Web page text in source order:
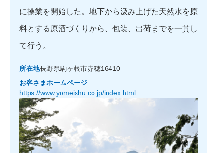
に操業を開始した。地下から汲み上げた天然水を原
料とする原酒づくりから、包装、出荷までを一貫し
て行う。
所在地長野県駒ヶ根市赤穂16410
お客さまホームページ
https://www.yomeishu.co.jp/index.html